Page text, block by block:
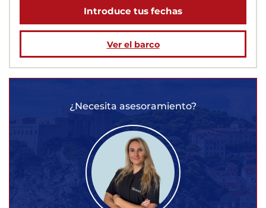
Introduce tus fechas
Ver el barco
¿Necesita asesoramiento?